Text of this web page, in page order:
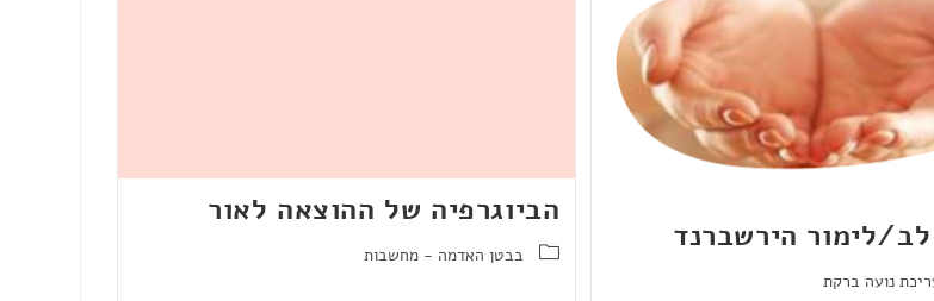
הביוגרפיה של ההוצאה לאור
בבטן האדמה - מחשבות
לימור הירשברנד
נועה ברקת